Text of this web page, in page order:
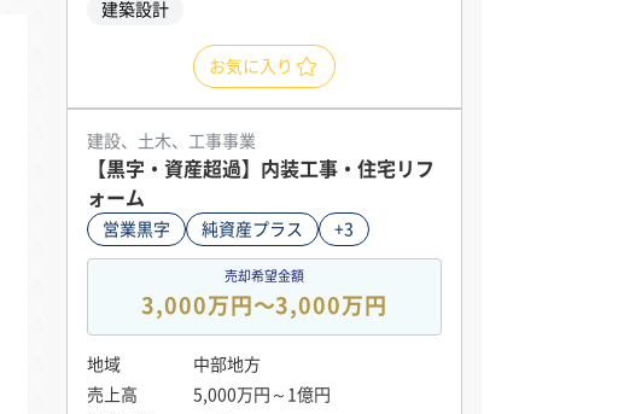
建築設計
お気に入り
建設、土木、工事事業
【黒字・資産超過】内装工事・住宅リフ
ォーム
営業黒字 純資産プラス +3
売却希望金額
3,000万円〜3,000万円
地域
中部地方
売上高
5,000万円～1億円